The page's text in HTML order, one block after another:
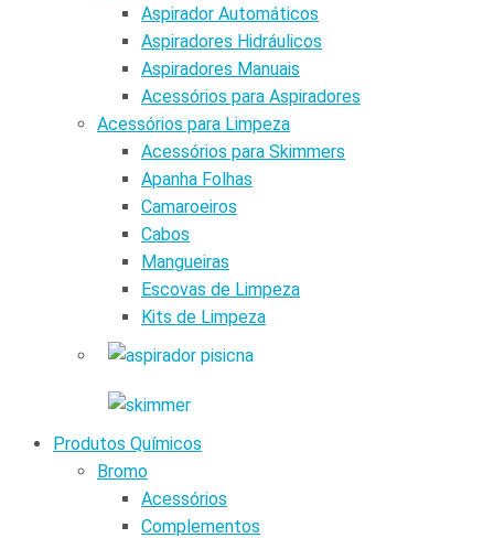
Aspirador Automáticos
Aspiradores Hidráulicos
Aspiradores Manuais
Acessórios para Aspiradores
Acessórios para Limpeza
Acessórios para Skimmers
Apanha Folhas
Camaroeiros
Cabos
Mangueiras
Escovas de Limpeza
Kits de Limpeza
Produtos Químicos
Bromo
Acessórios
Complementos